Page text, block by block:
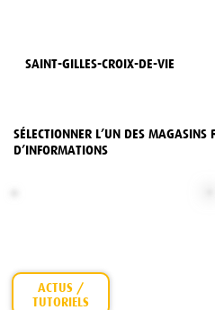
SÉLECTIONNER L’UN DES MAGASINS
D’INFORMATIONS
SAINT-GILLES-CROIX-DE-VIE
ACTUS /
TUTORIELS